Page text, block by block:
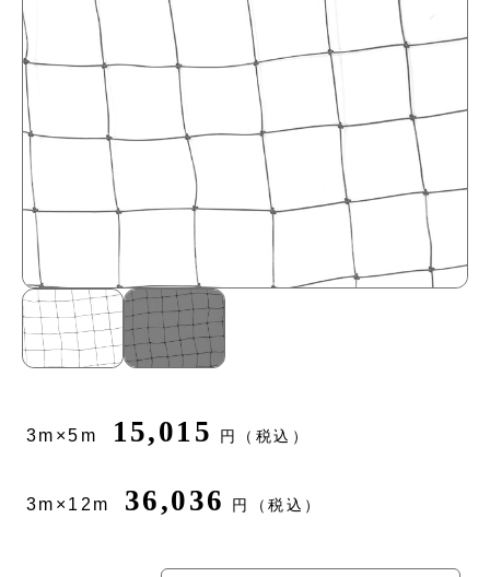
3m×5m 15,015 円（税込）
3m×12m 36,036 円（税込）